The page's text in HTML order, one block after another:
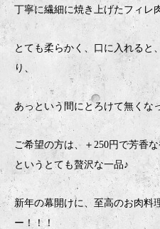
丁寧に繊細に焼き上げたフィレ
とても柔らかく、口に入れると
り、
あっという間にとろけて無くな
ご希望の方は、＋250円で芳香
というとても贅沢な一品♪
新年の幕開けに、至高のお肉料
ー！！！